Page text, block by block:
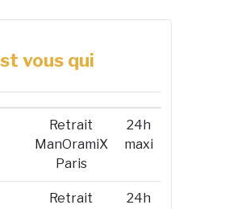
vous qui
Retrait
ManOramiX
Paris
24h
maxi
Retrait
24h